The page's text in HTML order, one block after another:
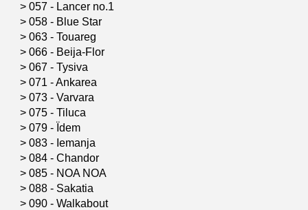
> 057 - Lancer no.1
> 058 - Blue Star
> 063 - Touareg
> 066 - Beija-Flor
> 067 - Tysiva
> 071 - Ankarea
> 073 - Varvara
> 075 - Tiluca
> 079 - Ïdem
> 083 - Iemanja
> 084 - Chandor
> 085 - NOA NOA
> 088 - Sakatia
> 090 - Walkabout